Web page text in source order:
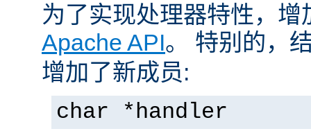
为了实现处理器特性，增
Apache API。 特别的，
增加了新成员:
char *handler